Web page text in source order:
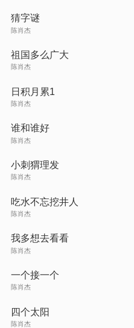
猜字谜
陈肖杰
祖国多么广大
陈肖杰
日积月累1
陈肖杰
谁和谁好
陈肖杰
小刺猬理发
陈肖杰
吃水不忘挖井人
陈肖杰
我多想去看看
陈肖杰
一个接一个
陈肖杰
四个太阳
陈肖杰